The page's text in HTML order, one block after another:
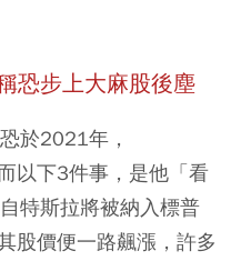
恐步上大麻股後塵
於2021年，
而以下3件事，是他「看
特斯拉將被納入標普
股價便一路飆漲，許多